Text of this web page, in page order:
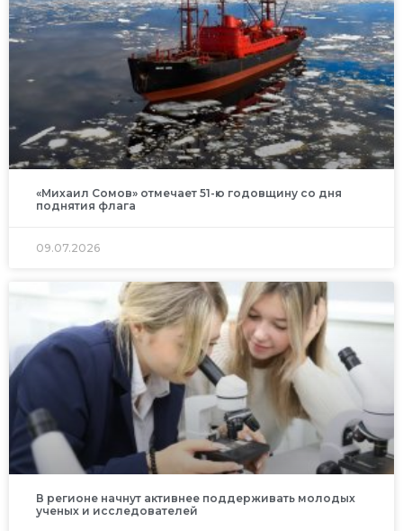
«Михаил Сомов» отмечает 51-ю годовщину со дня
поднятия флага
09.07.2026
В регионе начнут активнее поддерживать молодых
ученых и исследователей